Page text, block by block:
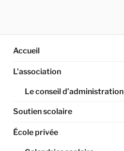
Accueil
L’association
Le conseil d’administration
Soutien scolaire
École privée